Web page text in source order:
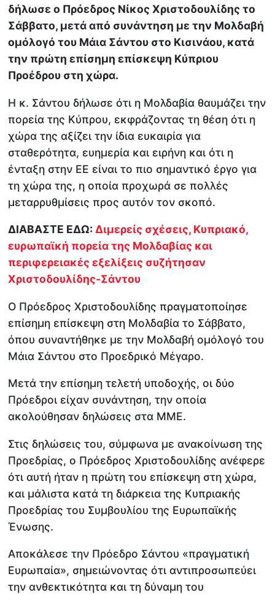
δήλωσε ο Πρόεδρος Νίκος Χριστοδουλίδης το
Σάββατο, μετά από συνάντηση με την Μολδαβή
ομόλογό του Μάια Σάντου στο Κισινάου, κατά
την πρώτη επίσημη επίσκεψη Κύπριου
Προέδρου στη χώρα.
Η κ. Σάντου δήλωσε ότι η Μολδαβία θαυμάζει την
πορεία της Κύπρου, εκφράζοντας τη θέση ότι η
χώρα της αξίζει την ίδια ευκαιρία για
σταθερότητα, ευημερία και ειρήνη και ότι η
ένταξη στην ΕΕ είναι το πιο σημαντικό έργο για
τη χώρα της, η οποία προχωρά σε πολλές
μεταρρυθμίσεις προς αυτόν τον σκοπό.
ΔΙΑΒΑΣΤΕ ΕΔΩ:Διμερείς σχέσεις, Κυπριακό,
ευρωπαϊκή πορεία της Μολδαβίας και
περιφερειακές εξελίξεις συζήτησαν
Χριστοδουλίδης-Σάντου
Ο Πρόεδρος Χριστοδουλίδης πραγματοποίησε
επίσημη επίσκεψη στη Μολδαβία το Σάββατο,
όπου συναντήθηκε με την Μολδαβή ομόλογό του
Μάια Σάντου στο Προεδρικό Μέγαρο.
Μετά την επίσημη τελετή υποδοχής, οι δύο
Πρόεδροι είχαν συνάντηση, την οποία
ακολούθησαν δηλώσεις στα ΜΜΕ.
Στις δηλώσεις του, σύμφωνα με ανακοίνωση της
Προεδρίας, ο Πρόεδρος Χριστοδουλίδης ανέφερε
ότι αυτή ήταν η πρώτη του επίσκεψη στη χώρα,
και μάλιστα κατά τη διάρκεια της Κυπριακής
Προεδρίας του Συμβουλίου της Ευρωπαϊκής
Ένωσης.
Αποκάλεσε την Πρόεδρο Σάντου «πραγματική
Ευρωπαία», σημειώνοντας ότι αντιπροσωπεύει
την ανθεκτικότητα και τη δύναμη του